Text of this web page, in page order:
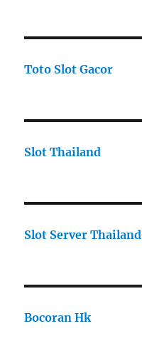
Toto Slot Gacor
Slot Thailand
Slot Server Thailand
Bocoran Hk